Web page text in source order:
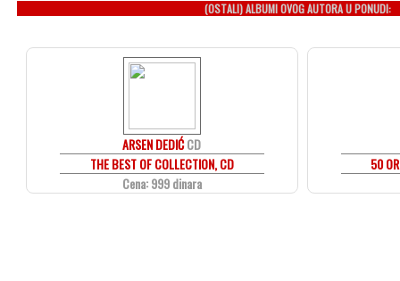
(OSTALI) ALBUMI OVOG AUTORA U PONUDI:
ARSEN DEDIĆCD
THE BEST OF COLLECTION, CD
Cena: 999 dinara
50